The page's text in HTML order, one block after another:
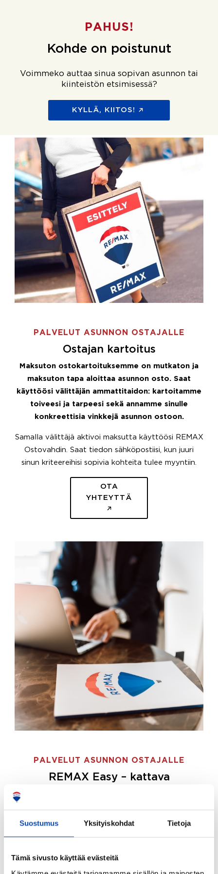
Suostumus Yksityiskohdat Tietoja
Tämä sivusto käyttää evästeitä
PAHUS!
Kohde on poistunut
Voimmeko auttaa sinua sopivan asunnon tai
kiinteistön etsimisessä?
KYLLÄ, KIITOS!
PALVELUT ASUNNON OSTAJALLE
Ostajan kartoitus
Maksuton ostokartoituksemme on mutkaton ja
maksuton tapa aloittaa asunnon osto. Saat
käyttöösi välittäjän ammattitaidon: kartoitamme
toiveesi ja tarpeesi sekä annamme sinulle
konkreettisia vinkkejä asunnon ostoon.
Samalla välittäjä aktivoi maksutta käyttöösi REMAX
Ostovahdin. Saat tiedon sähköpostiisi, kun juuri
sinun kriteereihisi sopivia kohteita tulee myyntiin.
OTA
YHTEYTTÄ
PALVELUT ASUNNON OSTAJALLE
REMAX Easy – kattava
ostajille.
Tee ostotoimeksianto ja etsimme juuri